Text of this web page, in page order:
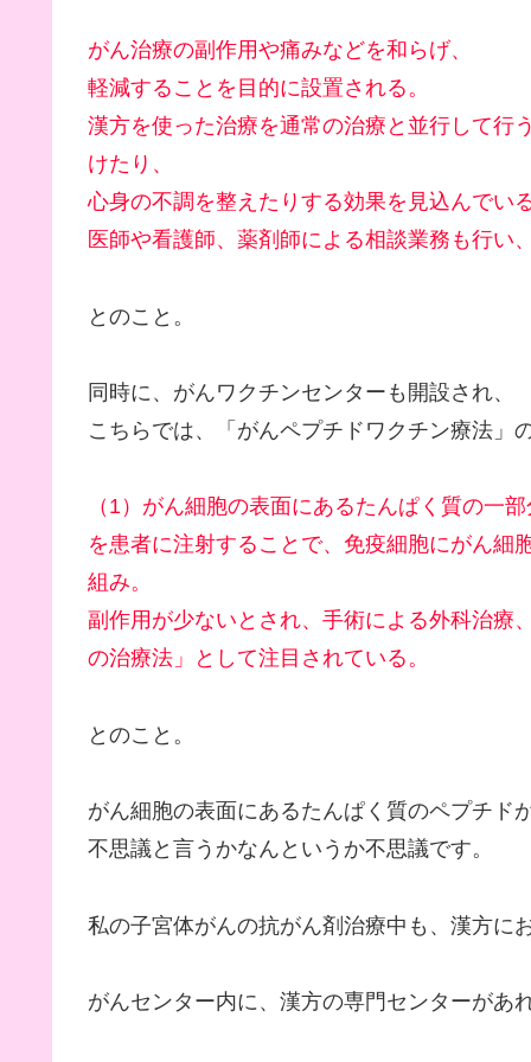
がん治療の副作用や痛みなどを和らげ、
軽減することを目的に設置される。
漢方を使った治療を通常の治療と並行して行
けたり、
心身の不調を整えたりする効果を見込んでい
医師や看護師、薬剤師による相談業務も行い
とのこと。
同時に、がんワクチンセンターも開設され、
こちらでは、「がんペプチドワクチン療法」
（1）がん細胞の表面にあるたんぱく質の一
を患者に注射することで、免疫細胞にがん
組み。
副作用が少ないとされ、手術による外科治療
の治療法」として注目されている。
とのこと。
がん細胞の表面にあるたんぱく質のペプチド
不思議と言うかなんというか不思議です。
私の子宮体がんの抗がん剤治療中も、漢方に
がんセンター内に、漢方の専門センターがあ